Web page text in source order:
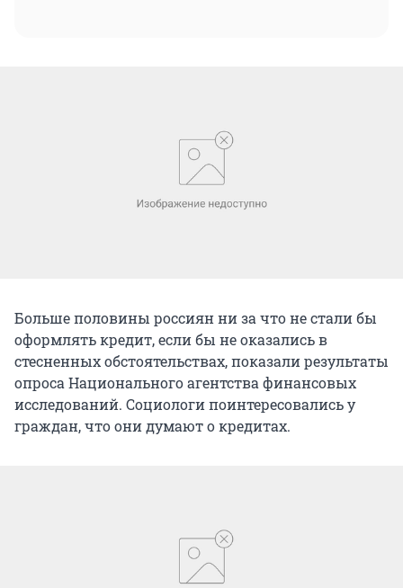
Больше половины россиян ни за что не стали бы
оформлять кредит, если бы не оказались в
стесненных обстоятельствах, показали результаты
опроса Национального агентства финансовых
исследований. Социологи поинтересовались у
граждан, что они думают о кредитах.